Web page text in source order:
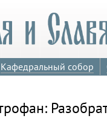
Кафедральный собор